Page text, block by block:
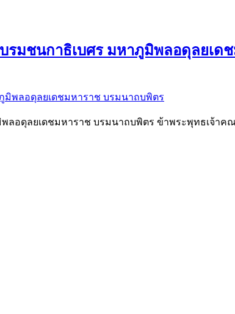
รมชนกาธิเบศร มหาภูมิพลอดุลยเด
อดุลยเดชมหาราช บรมนาถบพิตร ข้าพระพุทธเจ้าค